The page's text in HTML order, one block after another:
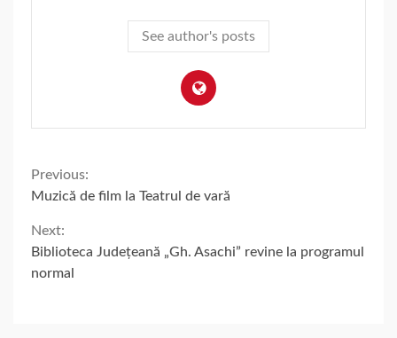
See author's posts
Continue
Reading
Previous:
Muzică de film la Teatrul de vară
Next:
Biblioteca Județeană „Gh. Asachi” revine la programul
normal